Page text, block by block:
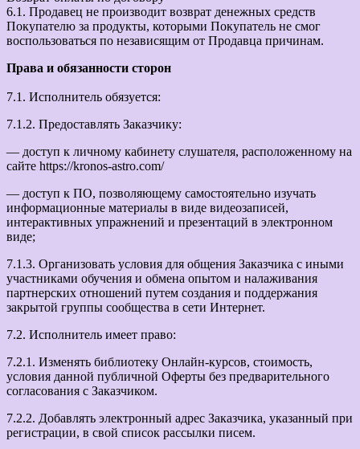
6.1. Продавец не производит возврат денежных средств
Покупателю за продукты, которыми Покупатель не смог
воспользоваться по независящим от Продавца причинам.
Права и обязанности сторон
7.1. Исполнитель обязуется:
7.1.2. Предоставлять Заказчику:
— доступ к личному кабинету слушателя, расположенному на
сайте https://kronos-astro.com/
— доступ к ПО, позволяющему самостоятельно изучать
информационные материалы в виде видеозаписей,
интерактивных упражнений и презентаций в электронном
виде;
7.1.3. Организовать условия для общения Заказчика с иными
участниками обучения и обмена опытом и налаживания
партнерских отношений путем создания и поддержания
закрытой группы сообщества в сети Интернет.
7.2. Исполнитель имеет право:
7.2.1. Изменять библиотеку Онлайн-курсов, стоимость,
условия данной публичной Оферты без предварительного
согласования с Заказчиком.
7.2.2. Добавлять электронный адрес Заказчика, указанный при
регистрации, в свой список рассылки писем.